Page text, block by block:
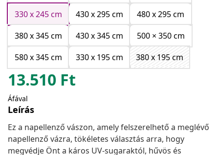
330 x 245 cm
430 x 295 cm
480 x 295 cm
380 x 345 cm
430 x 345 cm
500 × 350 cm
580 x 345 cm
330 x 195 cm 380 x 195 cm
13.510 Ft
Áfával
Leírás
Ez a napellenző vászon, amely felszerelhető a meglévő
napellenző vázra, tökéletes választás arra, hogy
megvédje Önt a káros UV-sugaraktól, hűvös és